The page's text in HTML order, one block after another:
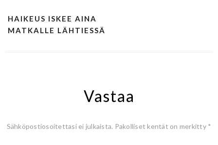
HAIKEUS ISKEE AINA
MATKALLE LÄHTIESSÄ
Vastaa
Sähköpostiosoitettasi ei julkaista. Pakolliset kentät on merkitty *